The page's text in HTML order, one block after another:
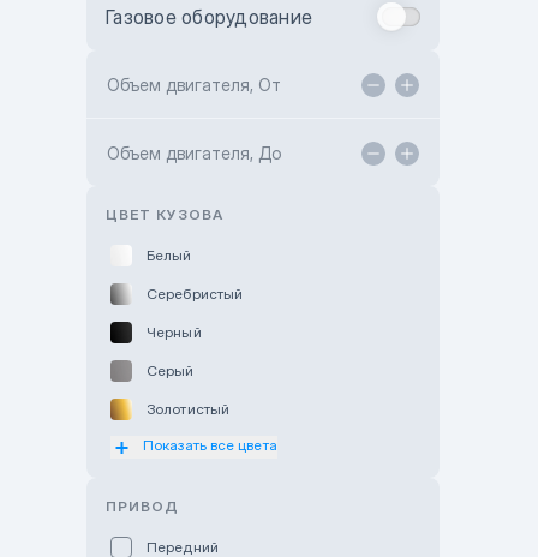
Toyota Kokshetau
Hyundai ShymCity
Газовое оборудование
Объем двигателя, От
Объем двигателя, До
ЦВЕТ КУЗОВА
Белый
Серебристый
Черный
Серый
Золотистый
Оранжевый
Показать все цвета
ПРИВОД
Передний